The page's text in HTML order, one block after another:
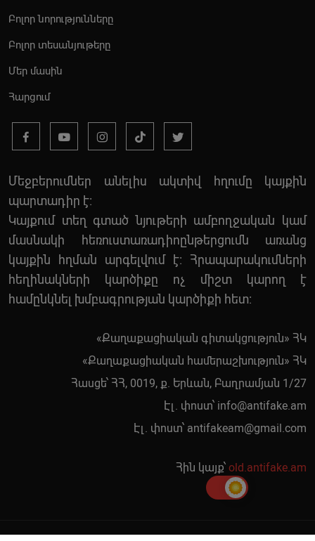
Բոլոր նորությունները
Բոլոր տեսանյութերը
Մեր մասին
Հարցում
Մեջբերումներ անելիս ակտիվ հղումը կայքին
պարտադիր է:
Կայքում տեղ գտած նյութերի ամբողջական կամ
մասնակի հեռուստառադիոընթերցումն առանց
կայքին հղման արգելվում է: Հրապարակումների
հեղինակների կարծիքը ոչ միշտ կարող է
համընկնել խմբագրության կարծիքի հետ:
«Քաղաքացիական գիտակցություն» ՀԿ
«Քաղաքացիական համերաշխություն» ՀԿ
Հասցե՝ ՀՀ, 0019, ք. Երևան, Բաղրամյան 1/27
Էլ. փոստ՝ info@antifake.am
Էլ. փոստ՝ antifakeam@gmail.com
Հին կայք՝ old.antifake.am